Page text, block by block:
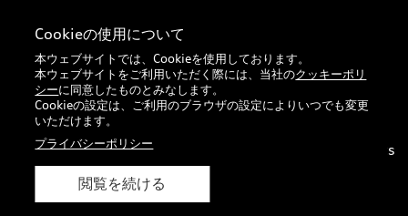
マイページ
特定商取引法に基づく表記
Audi正規ディーラー検索
© 2026 VOLKSWAGEN Group Japan K.K. All rights
reserved.
Cookieの使用について
本ウェブサイトでは、Cookieを使用しております。
本ウェブサイトをご利用いただく際には、当社のクッキーポリ
シーに同意したものとみなします。
Cookieの設定は、ご利用のブラウザの設定によりいつでも変更
いただけます。
プライバシーポリシー
閲覧を続ける